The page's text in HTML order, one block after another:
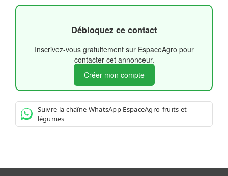
Débloquez ce contact
Inscrivez-vous gratuitement sur EspaceAgro pour
contacter cet annonceur.
Créer mon compte
Suivre la chaîne WhatsApp EspaceAgro-fruits et
légumes